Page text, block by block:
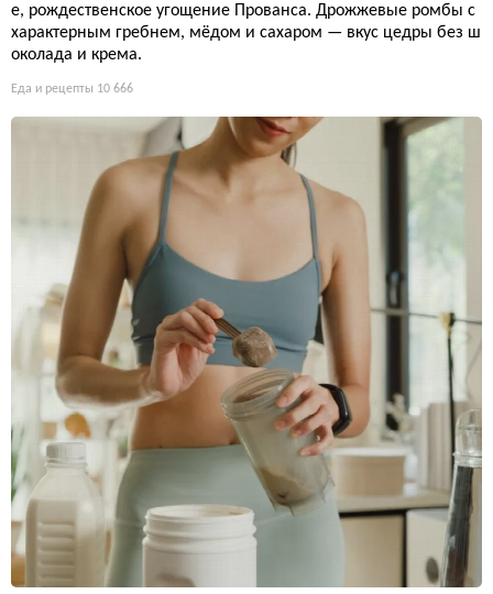
е, рождественское угощение Прованса. Дрожжевые ромбы с
характерным гребнем, мёдом и сахаром — вкус цедры без ш
околада и крема.
Еда и рецепты 10 666